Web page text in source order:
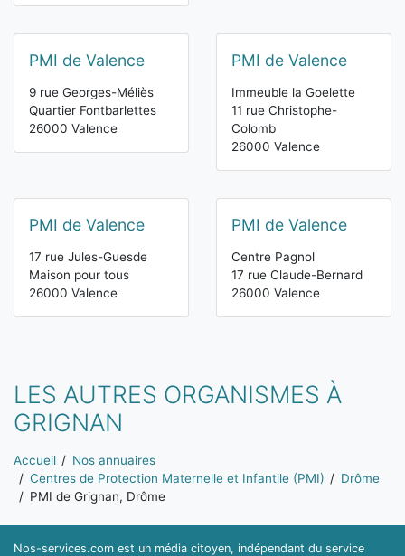
PMI de Valence
9 rue Georges-Méliès
Quartier Fontbarlettes
26000 Valence
PMI de Valence
Immeuble la Goelette
11 rue Christophe-
Colomb
26000 Valence
PMI de Valence
17 rue Jules-Guesde
Maison pour tous
26000 Valence
PMI de Valence
Centre Pagnol
17 rue Claude-Bernard
26000 Valence
LES AUTRES ORGANISMES À
GRIGNAN
Vous êtes ici:
Accueil
Nos annuaires
Centres de Protection Maternelle et Infantile (PMI)
Drôme
PMI de Grignan, Drôme
Nos-services.com est un média citoyen, indépendant du service